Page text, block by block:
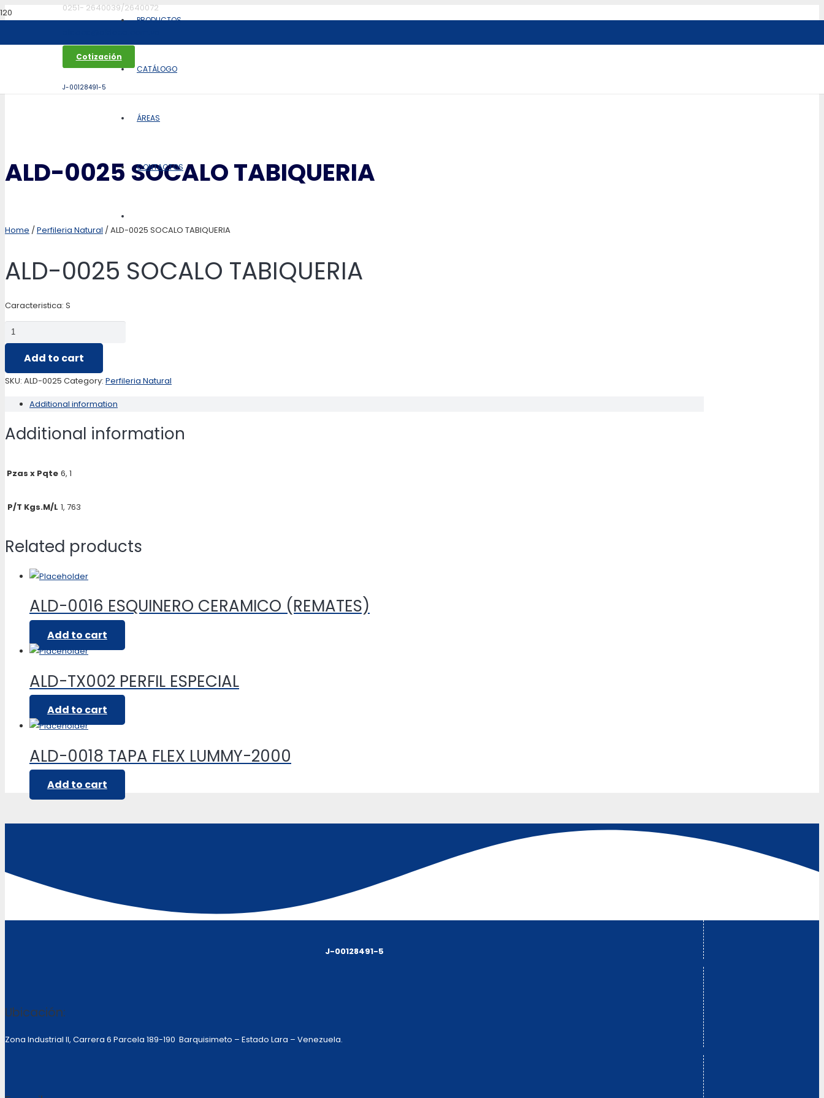
0251- 2640039/2640072
Cotización
J-00128491-5
PRODUCTOS
CATÁLOGO
ÁREAS
CONTACTOS
ALD-0025 SOCALO TABIQUERIA
Home /Perfileria Natural / ALD-0025 SOCALO TABIQUERIA
ALD-0025 SOCALO TABIQUERIA
Caracteristica: S
ALD-
0025
SOCALO
TABIQUERIA
Add to cart
SKU: ALD-0025 Category: Perfileria Natural
Additional information
Additional information
Pzas x Pqte 6, 1
P/T Kgs.M/L 1, 763
Related products
ALD-0016 ESQUINERO CERAMICO (REMATES)
Add to cart
ALD-TX002 PERFIL ESPECIAL
Add to cart
ALD-0018 TAPA FLEX LUMMY-2000
Add to cart
J-00128491-5
Ubicación:
Zona Industrial II, Carrera 6 Parcela 189-190 Barquisimeto – Estado Lara – Venezuela.